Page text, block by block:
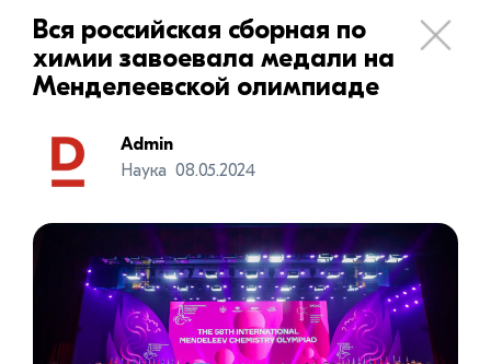
Вся российская сборная по
химии завоевала медали на
Менделеевской олимпиаде
Admin
Наука 08.05.2024